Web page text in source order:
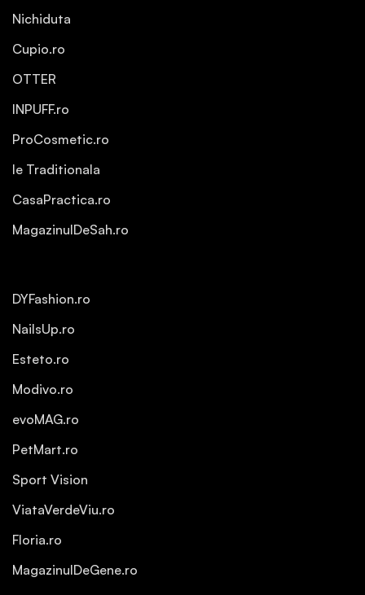
Nichiduta
Cupio.ro
OTTER
INPUFF.ro
ProCosmetic.ro
Ie Traditionala
CasaPractica.ro
MagazinulDeSah.ro
DYFashion.ro
NailsUp.ro
Esteto.ro
Modivo.ro
evoMAG.ro
PetMart.ro
Sport Vision
ViataVerdeViu.ro
Floria.ro
MagazinulDeGene.ro